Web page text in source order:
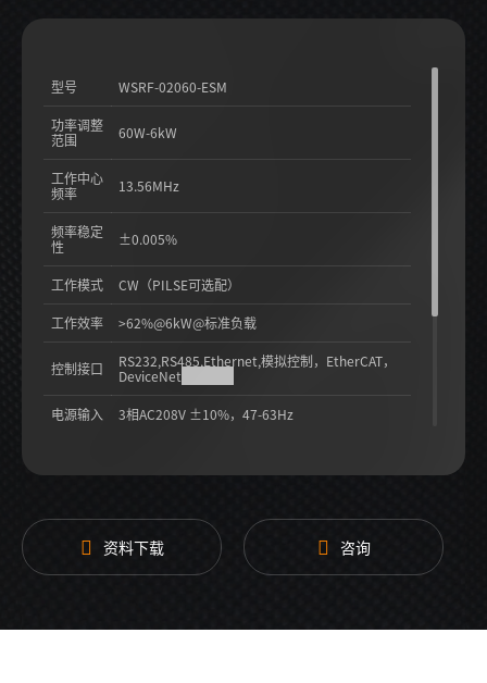
型号 WSRF-02060-ESM
功率调整
范围
60W-6kW
工作中心
频率
13.56MHz
频率稳定
性
±0.005%
工作模式 CW（PILSE可选配）
工作效率 >62%@6kW@标准负载
控制接口
RS232,RS485,Ethernet,模拟控制，EtherCAT，
DeviceNet
电源输入 3相AC208V ±10%，47-63Hz
更多参数 请联系我司销售人员获取
资料下载 咨询